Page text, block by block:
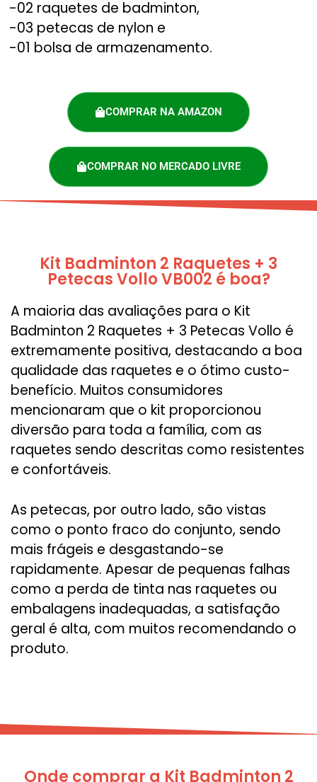
-02 raquetes de badminton,
-03 petecas de nylon e
-01 bolsa de armazenamento.
COMPRAR NA AMAZON
COMPRAR NO MERCADO LIVRE
Kit Badminton 2 Raquetes + 3
Petecas Vollo VB002 é boa?
A maioria das avaliações para o Kit
Badminton 2 Raquetes + 3 Petecas Vollo é
extremamente positiva, destacando a boa
qualidade das raquetes e o ótimo custo-
benefício. Muitos consumidores
mencionaram que o kit proporcionou
diversão para toda a família, com as
raquetes sendo descritas como resistentes
e confortáveis.
As petecas, por outro lado, são vistas
como o ponto fraco do conjunto, sendo
mais frágeis e desgastando-se
rapidamente. Apesar de pequenas falhas
como a perda de tinta nas raquetes ou
embalagens inadequadas, a satisfação
geral é alta, com muitos recomendando o
produto.
Onde comprar a Kit Badminton 2